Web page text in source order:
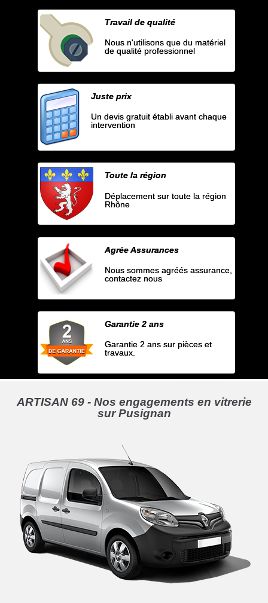
Travail de qualité
Nous n'utilisons que du matériel
de qualité professionnel
Juste prix
Un devis gratuit établi avant chaque
intervention
Toute la région
Déplacement sur toute la région
Rhône
Agrée Assurances
Nous sommes agréés assurance,
contactez nous
Garantie 2 ans
Garantie 2 ans sur pièces et
travaux.
ARTISAN 69 - Nos engagements en vitrerie
sur Pusignan